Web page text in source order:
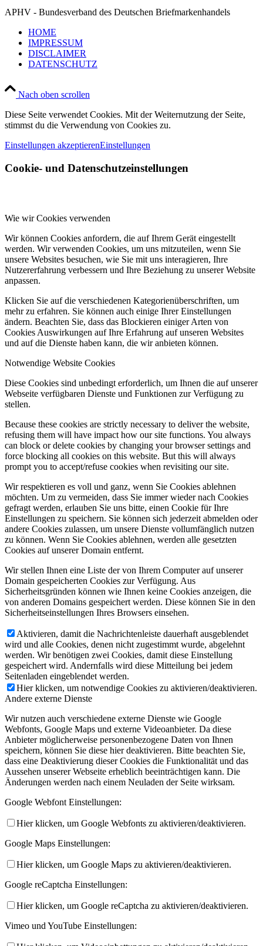
APHV - Bundesverband des Deutschen Briefmarkenhandels
HOME
IMPRESSUM
DISCLAIMER
DATENSCHUTZ
Nach oben scrollen
Diese Seite verwendet Cookies. Mit der Weiternutzung der Seite,
stimmst du die Verwendung von Cookies zu.
Einstellungen akzeptierenEinstellungen
Cookie- und Datenschutzeinstellungen
Wie wir Cookies verwenden
Wir können Cookies anfordern, die auf Ihrem Gerät eingestellt
werden. Wir verwenden Cookies, um uns mitzuteilen, wenn Sie
unsere Websites besuchen, wie Sie mit uns interagieren, Ihre
Nutzererfahrung verbessern und Ihre Beziehung zu unserer Website
anpassen.
Klicken Sie auf die verschiedenen Kategorienüberschriften, um
mehr zu erfahren. Sie können auch einige Ihrer Einstellungen
ändern. Beachten Sie, dass das Blockieren einiger Arten von
Cookies Auswirkungen auf Ihre Erfahrung auf unseren Websites
und auf die Dienste haben kann, die wir anbieten können.
Notwendige Website Cookies
Diese Cookies sind unbedingt erforderlich, um Ihnen die auf unserer
Webseite verfügbaren Dienste und Funktionen zur Verfügung zu
stellen.
Because these cookies are strictly necessary to deliver the website,
refusing them will have impact how our site functions. You always
can block or delete cookies by changing your browser settings and
force blocking all cookies on this website. But this will always
prompt you to accept/refuse cookies when revisiting our site.
Wir respektieren es voll und ganz, wenn Sie Cookies ablehnen
möchten. Um zu vermeiden, dass Sie immer wieder nach Cookies
gefragt werden, erlauben Sie uns bitte, einen Cookie für Ihre
Einstellungen zu speichern. Sie können sich jederzeit abmelden oder
andere Cookies zulassen, um unsere Dienste vollumfänglich nutzen
zu können. Wenn Sie Cookies ablehnen, werden alle gesetzten
Cookies auf unserer Domain entfernt.
Wir stellen Ihnen eine Liste der von Ihrem Computer auf unserer
Domain gespeicherten Cookies zur Verfügung. Aus
Sicherheitsgründen können wie Ihnen keine Cookies anzeigen, die
von anderen Domains gespeichert werden. Diese können Sie in den
Sicherheitseinstellungen Ihres Browsers einsehen.
Aktivieren, damit die Nachrichtenleiste dauerhaft ausgeblendet
wird und alle Cookies, denen nicht zugestimmt wurde, abgelehnt
werden. Wir benötigen zwei Cookies, damit diese Einstellung
gespeichert wird. Andernfalls wird diese Mitteilung bei jedem
Seitenladen eingeblendet werden.
Hier klicken, um notwendige Cookies zu aktivieren/deaktivieren.
Andere externe Dienste
Wir nutzen auch verschiedene externe Dienste wie Google
Webfonts, Google Maps und externe Videoanbieter. Da diese
Anbieter möglicherweise personenbezogene Daten von Ihnen
speichern, können Sie diese hier deaktivieren. Bitte beachten Sie,
dass eine Deaktivierung dieser Cookies die Funktionalität und das
Aussehen unserer Webseite erheblich beeinträchtigen kann. Die
Änderungen werden nach einem Neuladen der Seite wirksam.
Google Webfont Einstellungen:
Hier klicken, um Google Webfonts zu aktivieren/deaktivieren.
Google Maps Einstellungen:
Hier klicken, um Google Maps zu aktivieren/deaktivieren.
Google reCaptcha Einstellungen:
Hier klicken, um Google reCaptcha zu aktivieren/deaktivieren.
Vimeo und YouTube Einstellungen: